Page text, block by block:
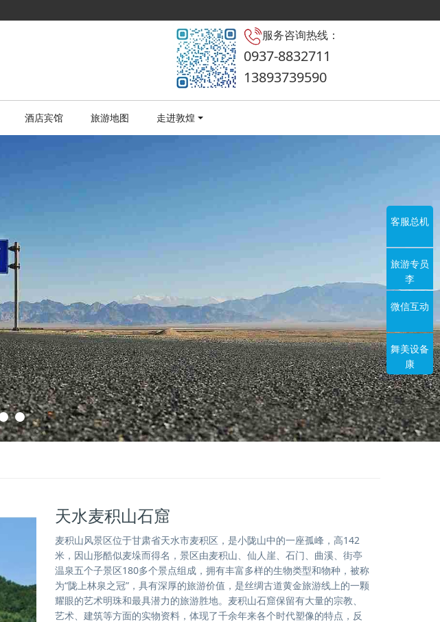
服务咨询热线：
0937-8832711
13893739590
酒店宾馆 旅游地图 走进敦煌
天水麦积山石窟
麦积山风景区位于甘肃省天水市麦积区，是小陇山中的一座孤峰，高142
米，因山形酷似麦垛而得名，景区由麦积山、仙人崖、石门、曲溪、街亭
温泉五个子景区180多个景点组成，拥有丰富多样的生物类型和物种，被称
为“陇上林泉之冠”，具有深厚的旅游价值，是丝绸古道黄金旅游线上的一颗
耀眼的艺术明珠和最具潜力的旅游胜地。麦积山石窟保留有大量的宗教、
艺术、建筑等方面的实物资料，体现了千余年来各个时代塑像的特点，反
客服总机
旅游专员
李
微信互动
舞美设备
康